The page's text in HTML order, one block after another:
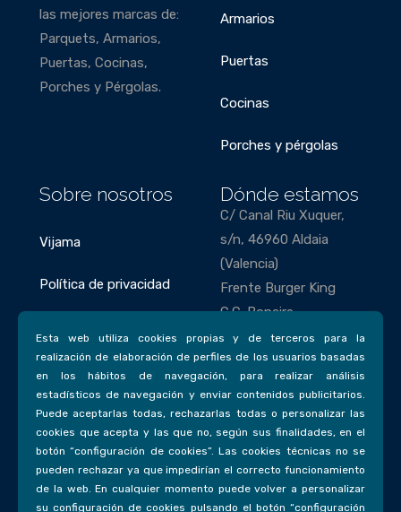
las mejores marcas de:
Parquets, Armarios,
Puertas, Cocinas,
Porches y Pérgolas.
Armarios
Puertas
Cocinas
Porches y pérgolas
Sobre nosotros
Vijama
Política de privacidad
Dónde estamos
C/ Canal Riu Xuquer,
s/n, 46960 Aldaia
(Valencia)
Frente Burger King
C.C. Bonaire
Teléfonos
963 85 63 43
693 77 31 58
Email
vijama@vijamadecorac
ion.com
Esta web utiliza cookies propias y de terceros para la
realización de elaboración de perfiles de los usuarios basadas
en los hábitos de navegación, para realizar análisis
estadísticos de navegación y enviar contenidos publicitarios.
Puede aceptarlas todas, rechazarlas todas o personalizar las
cookies que acepta y las que no, según sus finalidades, en el
botón “configuración de cookies”. Las cookies técnicas no se
pueden rechazar ya que impedirían el correcto funcionamiento
de la web. En cualquier momento puede volver a personalizar
su configuración de cookies pulsando el botón “configuración